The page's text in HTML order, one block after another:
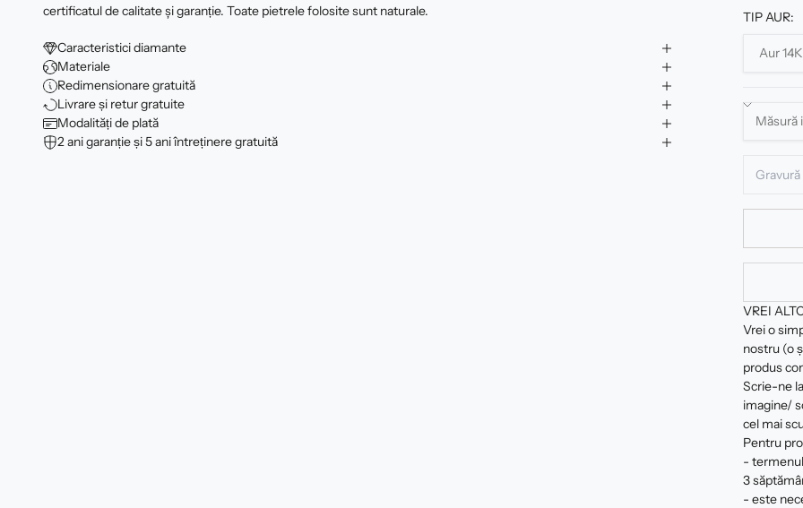
TIP AUR:
VREI
Vrei o
nostru (o
produs
Scrie-ne
imagine/
cel mai
Pentru
-
3
- este
certificatul de calitate şi garanție. Toate pietrele folosite sunt naturale.
Caracteristici diamante
Materiale
Redimensionare gratuită
Livrare și retur gratuite
Modalități de plată
2 ani garanție și 5 ani întreținere gratuită